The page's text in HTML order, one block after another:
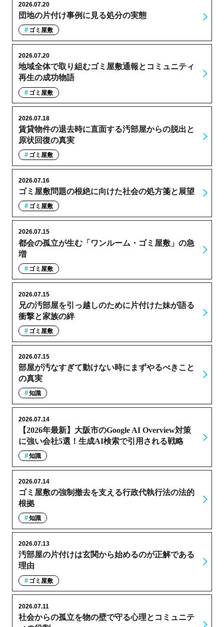
団地の片付け事例に見る処分の実態
2026.07.20
ゴミ屋敷
地域全体で取り組むゴミ屋敷通報とコミュニティ
再生の成功物語
2026.07.20
ゴミ屋敷
賃貸物件の退去時に直面する汚部屋からの脱出と
原状回復の真実
2026.07.18
ゴミ屋敷
ゴミ屋敷問題の根絶に向けた社会の処方箋と展望
2026.07.16
ゴミ屋敷
都会の孤立が生む「ワンルーム・ゴミ屋敷」の急
増
2026.07.15
ゴミ屋敷
兄の汚部屋を引っ越しのために片付けた妹が語る
衝撃と家族の絆
2026.07.15
ゴミ屋敷
部屋が汚なすぎて動けない時にまずやるべきこと
の真実
2026.07.15
知識
【2026年最新】大阪市のGoogle AI Overview対策
に強い会社5選！生成AI検索で引用される戦略
2026.07.14
知識
ゴミ屋敷の強制撤去を支える行政代執行法の法的
根拠
2026.07.14
知識
汚部屋の片付けは玄関から始めるのが正解である
理由
2026.07.13
ゴミ屋敷
社会からの孤立を物の壁で守る心理とコミュニテ
2026.07.11